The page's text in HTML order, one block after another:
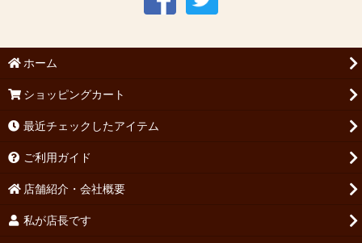
ホーム
ショッピングカート
最近チェックしたアイテム
ご利用ガイド
店舗紹介・会社概要
私が店長です